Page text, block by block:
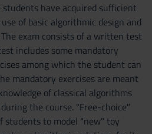
have acquired sufficient
of basic algorithmic design and
exam consists of a written test
includes some mandatory
among which the student can
mandatory exercises are meant
of classical algorithms
the course. "Free-choice"
students to model "new" toy